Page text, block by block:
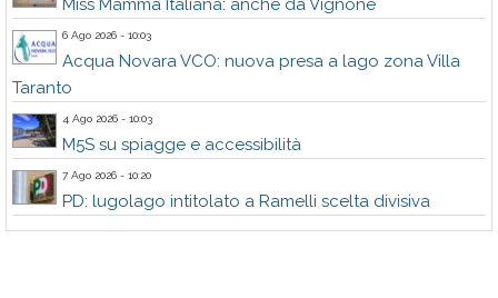
Miss Mamma Italiana: anche da Vignone
6 Ago 2026 - 10:03
Acqua Novara VCO: nuova presa a lago zona Villa
Taranto
4 Ago 2026 - 10:03
M5S su spiagge e accessibilità
7 Ago 2026 - 10:20
PD: lugolago intitolato a Ramelli scelta divisiva